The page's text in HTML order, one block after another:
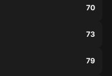
70
73
79